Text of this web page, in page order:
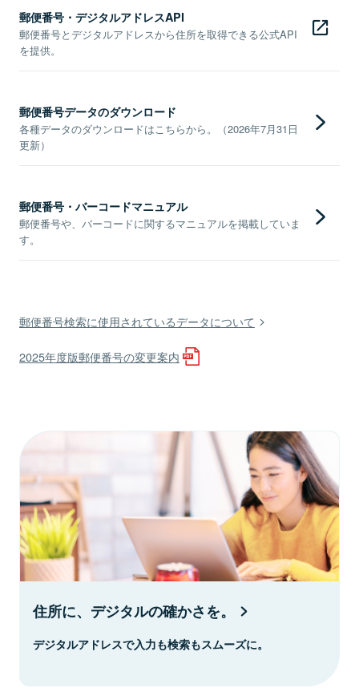
郵便番号・デジタルアドレスAPI
郵便番号とデジタルアドレスから住所を取得できる公式API
を提供。
郵便番号データのダウンロード
各種データのダウンロードはこちらから。（2026年7月31日
更新）
郵便番号・バーコードマニュアル
郵便番号や、バーコードに関するマニュアルを掲載していま
す。
郵便番号検索に使用されているデータについて
2025年度版郵便番号の変更案内
住所に、デジタルの確かさを。
デジタルアドレスで入力も検索もスムーズに。